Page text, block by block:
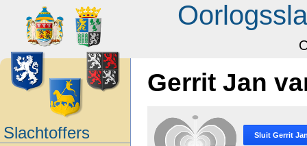
Slachtoffers
Gerrit Jan
Sluit Gerrit